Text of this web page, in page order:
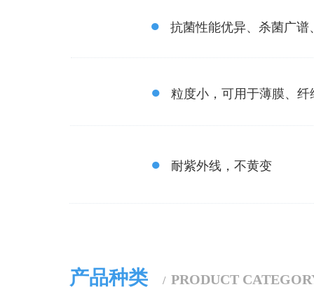
● 抗菌性能优异、杀菌广谱
● 粒度小，可用于薄膜、纤
● 耐紫外线，不黄变
产品种类 / PRODUCT